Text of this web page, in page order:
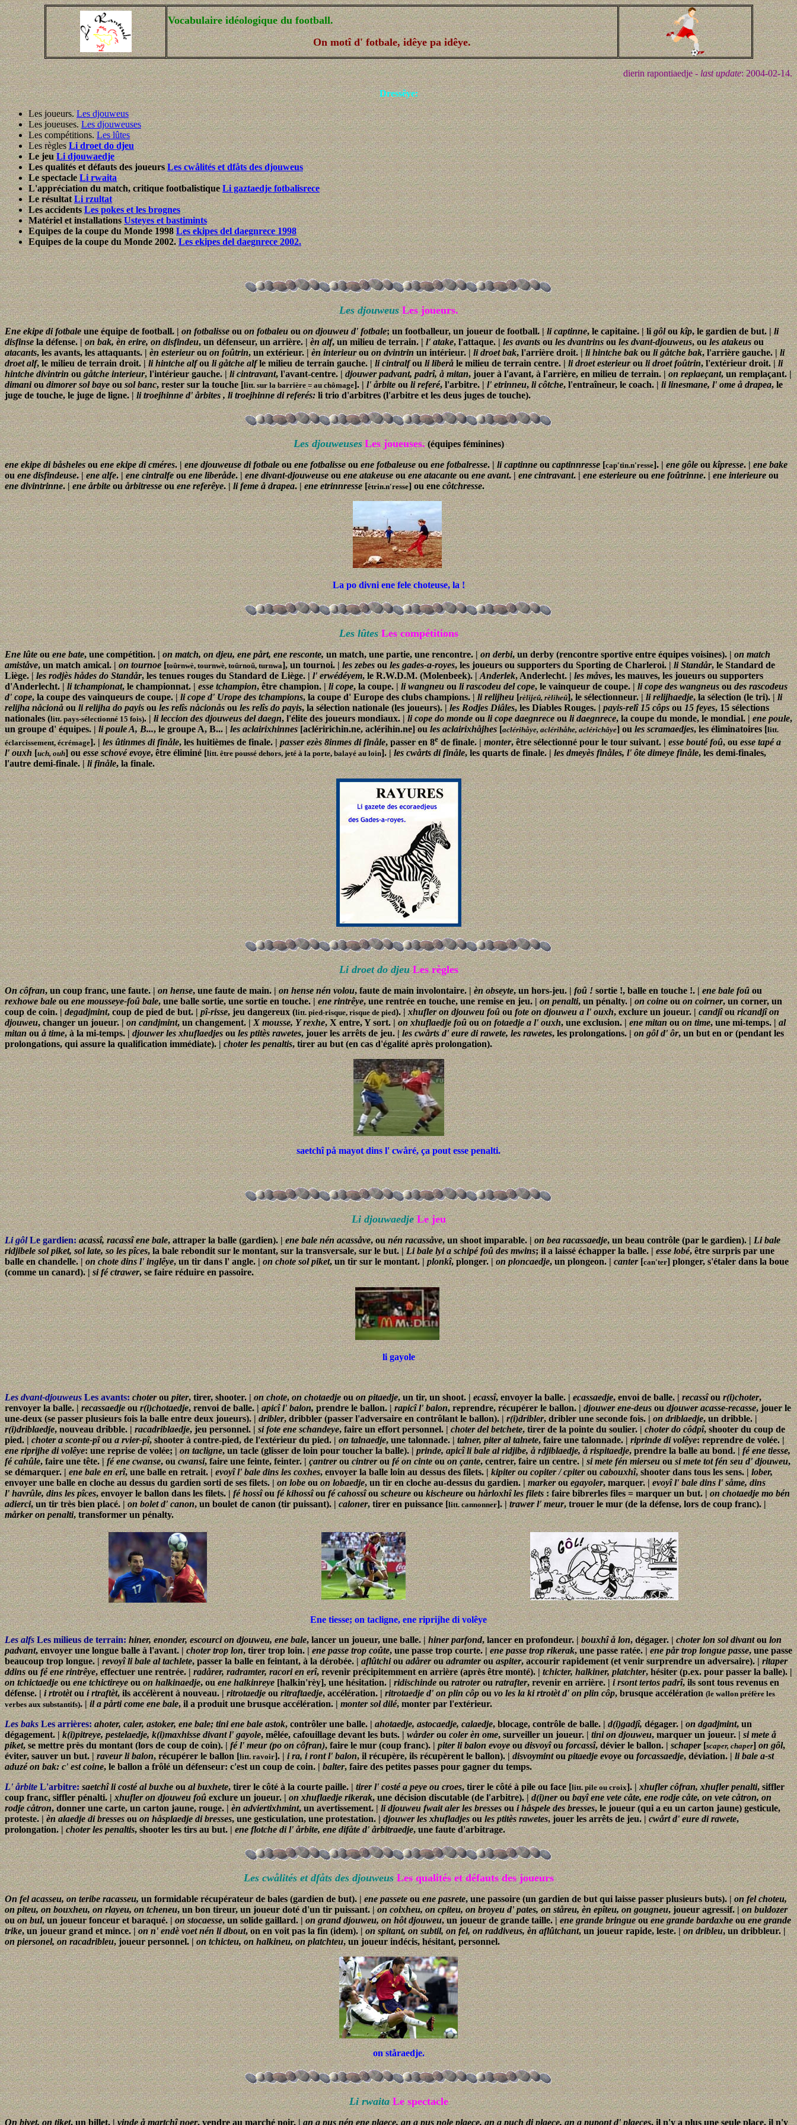
Vocabulaire idéologique du football.
On motî d' fotbale, idêye pa idêye.
dierin rapontiaedje -last update: 2004-02-14.
Dressêye:
Les joueurs. Les djouweus
Les joueuses. Les djouweuses
Les compétitions. Les lûtes
Les règles Li droet do djeu
Le jeu Li djouwaedje
Les qualités et défauts des joueurs Les cwålités et dfåts des djouweus
Le spectacle Li rwaita
L'appréciation du match, critique footbalistique Li gaztaedje fotbalisrece
Le résultat Li rzultat
Les accidents Les pokes et les brognes
Matériel et installations Usteyes et bastimints
Equipes de la coupe du Monde 1998 Les ekipes del daegnrece 1998
Equipes de la coupe du Monde 2002. Les ekipes del daegnrece 2002.
Les djouweusLes joueurs.
Ene ekipe di fotbaleune équipe de football. |on fotbalisseouon fotbaleuouon djouweu d' fotbale; un footballeur, un joueur de football. |li captinne, le capitaine. | ligôloukîp, le gardien de but. |li
disfinsela défense. |on bak, èn erire, on disfindeu, un défenseur, un arrière. |èn alf, un milieu de terrain. |l' atake, l'attaque. |les avantsoules dvantrinsoules dvant-djouweus, oules atakeusou
atacants, les avants, les attaquants. |èn esterieurouon foûtrin, un extérieur. |èn interieurouon dvintrinun intérieur. |li droet bak, l'arrière droit. |li hintche bakouli gåtche bak, l'arrière gauche. |li
droet alf, le milieu de terrain droit. |li hintche alfouli gåtche alfle milieu de terrain gauche. |li cintralfouli liberåle milieu de terrain centre. |li droet esterieurouli droet foûtrin, l'extérieur droit. |li
hintche divintrinougåtche interieur, l'intérieur gauche. |li cintravant, l'avant-centre. |djouwer padvant, padrî, å mitan, jouer à l'avant, à l'arrière, en milieu de terrain. |on replaeçant, un remplaçant. |
dimanioudimorer sol bayeousol banc, rester sur la touche [litt. sur la barrière = au chômage]. |l' årbiteouli referé, l'arbitre. |l' etrinneu,li côtche, l'entraîneur, le coach. |li linesmane, l' ome å drapea, le
juge de touche, le juge de ligne. |li troejhinne d' årbites , li troejhinne di referés:li trio d'arbitres (l'arbitre et les deus juges de touche).
Les djouweuses Les joueuses.(équipes féminines)
ene ekipe di båshelesouene ekipe di cméres. |ene djouweuse di fotbaleouene fotbalisseouene fotbaleuseouene fotbalresse. |li captinneoucaptinnresse[cap'tin.n'resse]. |ene gôleoukîpresse. |ene bake
ouene disfindeuse. |ene alfe. |ene cintralfeouene liberåde. |ene divant-djouweuseouene atakeuseouene atacanteouene avant. |ene cintravant. |ene esterieureouene foûtrinne. |ene interieureou
ene divintrinne. |ene årbiteouårbitresseouene referêye. |li feme å drapea. |ene etrinnresse[ètrin.n'resse] ou enecôtchresse.
La po divni ene fele choteuse, la !
Les lûtesLes compétitions
Ene lûteouene bate, une compétition. |on match, on djeu, ene pårt, ene resconte,un match, une partie, une rencontre. |on derbi, un derby (rencontre sportive entre équipes voisines). |on match
amiståve, un match amical. |on tournoe[toûrnwè, tournwè, toûrnoû, turnwa], un tournoi. |les zebesoules gades-a-royes, les joueurs ou supporters du Sporting de Charleroi. |li Standår, le Standard de
Liège. |les rodjès hådes do Standår, les tenues rouges du Standard de Liège. |l' erwédéyem, le R.W.D.M. (Molenbeek). |Anderlek, Anderlecht. |les måves, les mauves, les joueurs ou supporters
d'Anderlecht. |li tchampionat, le championnat. |esse tchampion, être champion. |li cope, la coupe. |li wangneuouli rascodeu del cope, le vainqueur de coupe. |li cope des wangneusoudes rascodeus
d' cope, la coupe des vainqueurs de coupe. |li cope d' Urope des tchampions, la coupe d' Europe des clubs champions. |li relijheu[rèlijeû, rèliheû], le sélectionneur. |li relijhaedje, la sélection (le tri). |li
relijha nåcionåouli relijha do payisoules relîs nåcionåsoules relîs do payis, la sélection nationale (les joueurs). |les Rodjes Diâles, les Diables Rouges. |payis-relî 15 côpsou15 feyes, 15 sélections
nationales (litt. pays-sélectionné 15 fois). |li leccion des djouweus del daegn, l'élite des joueurs mondiaux. |li cope do mondeouli cope daegnreceouli daegnrece, la coupe du monde, le mondial. |ene poule,
un groupe d' équipes. |li poule A, B..., le groupe A, B... |les aclairixhinnes[acléririchin.ne, aclérihin.ne] oules aclairixhåjhes[aclérihåye, aclérihåhe, aclérichâye] oules scramaedjes, les éliminatoires [litt.
éclarcissement, écrémage]. |les ûtinmes di finåle, les huitièmes de finale. |passer ezès 8inmes di finåle, passer en 8ede finale. |monter, être sélectionné pour le tour suivant. |esse bouté foû, ouesse tapé a
l' ouxh[uch, ouh] ouesse schové evoye, être éliminé [litt. être poussé dehors, jeté à la porte, balayé au loin]. |les cwårts di finåle, les quarts de finale. |les dmeyès finåles, l' ôte dimeye finåle, les demi-finales,
l'autre demi-finale. |li finåle, la finale.
Li droet do djeuLes règles
On côfran, un coup franc, une faute. |on hense, une faute de main. |on hense nén volou, faute de main involontaire. |èn obseyte, un hors-jeu. |foû !sortie !, balle en touche !. |ene bale foûou
rexhowe baleouene mousseye-foû bale, une balle sortie, une sortie en touche. |ene rintrêye, une rentrée en touche, une remise en jeu. |on penalti, un pénalty. |on coineouon coirner, un corner, un
coup de coin. |degadjmint, coup de pied de but. |pî-risse, jeu dangereux (litt. pied-risque, risque de pied). |xhufler on djouweu foûoufote on djouweu a l' ouxh, exclure un joueur. |candjîouricandjî on
djouweu, changer un joueur. |on candjmint, un changement. |X mousse, Y rexhe, X entre, Y sort. |on xhuflaedje foûouon fotaedje a l' ouxh, une exclusion. |ene mitanouon time, une mi-temps. |al
mitanouå time, à la mi-temps. |djouwer les xhuflaedjesoules ptitès rawetes, jouer les arrêts de jeu. |les cwårts d' eure di rawete, les rawetes, les prolongations. |on gôl d' ôr, un but en or (pendant les
prolongations, qui assure la qualification immédiate). |choter les penaltis, tirer au but (en cas d'égalité après prolongation).
saetchî på mayot dins l' cwåré, ça pout esse penalti.
Li djouwaedjeLe jeu
Li gôlLe gardien: acassî, racassî ene bale, attraper la balle (gardien). |ene bale nén acassåve, ounén racassåve, un shoot imparable. |on bea racassaedje, un beau contrôle (par le gardien). |Li bale
ridjibele sol piket, sol late, so les pîces, la bale rebondit sur le montant, sur la transversale, sur le but. |Li bale lyi a schipé foû des mwins; il a laissé échapper la balle. |esse lobé, être surpris par une
balle en chandelle. |on chote dins l' inglêye, un tir dans l' angle. |on chote sol piket, un tir sur le montant. |plonkî, plonger. |on ploncaedje, un plongeon. |canter[can'ter] plonger, s'étaler dans la boue
(comme un canard). |si fé ctrawer, se faire réduire en passoire.
li gayole
Les dvant-djouweusLes avants: choteroupiter, tirer, shooter. |on chote,on chotaedjeouon pitaedje, un tir, un shoot. |ecassî, envoyer la balle. |ecassaedje, envoi de balle. |recassîour(i)choter,
renvoyer la balle. |recassaedjeour(i)chotaedje, renvoi de balle. |apicî l' balon,prendre le ballon. |rapicî l' balon, reprendre, récupérer le ballon. |djouwer ene-deusoudjouwer acasse-recasse, jouer le
une-deux (se passer plusieurs fois la balle entre deux joueurs). |dribler, dribbler (passer l'adversaire en contrôlant le ballon). |r(i)dribler, dribler une seconde fois. |on driblaedje, un dribble. |
r(i)driblaedje, nouveau dribble. |racadriblaedje, jeu personnel. |si fote ene schandeye, faire un effort personnel. |choter del betchete, tirer de la pointe du soulier. |choter do côdpî, shooter du coup de
pied. |choter a sconte-pîoua rvier-pî, shooter à contre-pied, de l'extérieur du pied. |on talnaedje, une talonnade. |talner, piter al talnete, faire une talonnade. |riprinde di volêye: reprendre de volée. |
ene riprijhe di volêye: une reprise de volée; |on tacligne, un tacle (glisser de loin pour toucher la balle). |prinde, apicî li bale al ridjibe, å rdjiblaedje, å rispitaedje, prendre la balle au bond. |fé ene tiesse,
fé cahûle, faire une tête. |fé ene cwanse, oucwansi, faire une feinte, feinter. |çantreroucintreroufé on cinteouon çante, centrer, faire un centre. |si mete fén mierseuousi mete tot fén seu d' djouweu,
se démarquer. |ene bale en erî, une balle en retrait. |evoyî l' bale dins les coxhes, envoyer la balle loin au dessus des filets. |kipiter ou copiter / cpiteroucabouxhî, shooter dans tous les sens. |lober,
envoyer une balle en cloche au dessus du gardien sorti de ses filets. |on lobeouon lobaedje, un tir en cloche au-dessus du gardien. |markerouegayoler, marquer. |evoyî l' bale dins l' såme, dins
l' havrûle, dins les pîces, envoyer le ballon dans les filets. |fé hossîoufé kihossîoufé cahossîouscheureoukischeureouhårloxhî les filets: faire bibrerles files = marquer un but. |on chotaedje mo bén
adierci, un tir très bien placé. |on bolet d' canon, un boulet de canon (tir puissant). |caloner, tirer en puissance [litt. cannonner]. |trawer l' meur, trouer le mur (de la défense, lors de coup franc). |
mårker on penalti, transformer un pénalty.
Ene tiesse; on tacligne, ene riprijhe di volêye
Les alfsLes milieus de terrain:hiner, enonder, escourci on djouweu, ene bale, lancer un joueur, une balle. |hiner parfond, lancer en profondeur. |bouxhî å lon, dégager. |choter lon sol divantoulon
padvant, envoyer une longue balle à l'avant. |choter trop lon, tirer trop loin. |ene passe trop coûte, une passe trop courte. |ene passe trop rikerak, une passe ratée. |ene pår trop longue passe, une passe
beaucoup trop longue. |revoyî li bale al tachlete, passer la balle en feintant, à la dérobée. |aflûtchiouadårerouadramterouaspiter, accourir rapidement (et venir surprendre un adversaire). |ritaper
ddinsoufé ene rintrêye, effectuer une rentrée. |radårer, radramter, racori en erî, revenir précipitemment en arrière (après être monté). |tchicter, halkiner, platchter, hésiter (p.ex. pour passer la balle). |
on tchictaedjeouene tchictireyeouon halkinaedje, ouene halkinreye[halkin'rèy], une hésitation. |ridischindeouratroterouratrafter, revenir en arrière. |i rsont tertos padrî, ils sont tous revenus en
défense. |i rtrotètoui rtraftèt, ils accélèrent à nouveau. |ritrotaedjeouritraftaedje, accélération. |ritrotaedje d' on plin côpouvo les la ki rtrotèt d' on plin côp, brusque accélération(le wallon préfère les
verbes aux substantifs). |il a pårti come ene bale, il a produit une brusque accélération. |monter sol dilé, monter par l'extérieur.
Les baksLes arrières: ahoter, caler, astoker, ene bale; tini ene bale astok, contrôler une balle. |ahotaedje, astocaedje, calaedje, blocage, contrôle de balle. |d(i)gadjî,dégager. |on dgadjmint, un
dégagement. |k(i)pitreye, pestelaedje, k(i)maxhisse divant l' gayole, mêlée, cafouillage devant les buts. |wårderoucoler èn ome, surveiller un joueur. |tini on djouweu, marquer un joueur. |si mete å
piket, se mettre près du montant (lors de coup de coin). |fé l' meur (po on côfran), faire le mur (coup franc). |piter li balon evoyeoudisvoyîouforcassî, dévier le ballon. |schaper[scaper, chaper]on gôl,
éviter, sauver un but. |raveur li balon, récupérer le ballon [litt. ravoir]. |i ra, i ront l' balon, il récupère, ils récupèrent le ballon). |disvoymintoupitaedje evoyeouforcassaedje, déviation. |li bale a-st
aduzé on bak: c' est coine, le ballon a frôlé un défenseur: c'est un coup de coin. |balter, faire des petites passes pour gagner du temps.
L' årbiteL'arbitre: saetchî li costé al buxheoual buxhete, tirer le côté à la courte paille. |tirer l' costé a peye ou croes, tirer le côté à pile ou face [litt. pile ou croix]. |xhufler côfran, xhufler penalti, siffler
coup franc, siffler pénalti. |xhufler on djouweu foûexclure un joueur. |on xhuflaedje rikerak, une décision discutable (de l'arbitre). |d(i)neroubayî ene vete cåte, ene rodje cåte, on vete cåtron, on
rodje cåtron, donner une carte, un carton jaune, rouge. |èn adviertixhmint, un avertissement. |li djouweu fwait aler les bressesoui håspele des bresses, le joueur (qui a eu un carton jaune) gesticule,
proteste. |èn alaedje di bressesouon håsplaedje di bresses, une gesticulation, une protestation. |djouwer les xhufladjesoules ptitès rawetes, jouer les arrêts de jeu. |cwårt d' eure di rawete,
prolongation. |choter les penaltis, shooter les tirs au but. |ene flotche di l' årbite, ene difåte d' årbitraedje, une faute d'arbitrage.
Les cwålités et dfåts des djouweusLes qualités et défauts des joueurs
On fel acasseu, on teribe racasseu,un formidable récupérateur de bales (gardien de but). |ene passeteouene pasrete, une passoire (un gardien de but qui laisse passer plusieurs buts). |on fel choteu,
on piteu, on bouxheu, on rlayeu, on tcheneu, un bon tireur, un joueur doté d'un tir puissant. |on coixheu, on cpiteu, on broyeu d' pates, on ståreu, èn epîteu, on gougneu, joueur agressif. |on buldozer
ouon bul, un joueur fonceur et baraqué. |on stocaesse, un solide gaillard. |on grand djouweu, on hôt djouweu, un joueur de grande taille. |ene grande bringueouene grande bardaxheouene grande
trike, un joueur grand et mince. |on n' endè voet nén li dbout, on en voit pas la fin (idem). |on spitant, on subtil, on fel, on raddiveus, èn aflûtchant, un joueur rapide, leste. |on dribleu, un dribbleur. |
on piersonel, on racadribleu, joueur personnel. |on tchicteu, on halkineu, on platchteu, un joueur indécis, hésitant, personnel.
on ståraedje.
Li rwaitaLe spectacle
On biyet, on tiket, un billet. |vinde å martchî noer, vendre au marché noir. |gn a pus nén ene plaece, gn a pus nole plaece, gn a puch di plaece, gn a pupont d' plaeces, il n'y a plus une seule place, il n'y